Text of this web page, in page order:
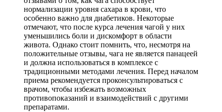
нормализации уровня сахара в крови, что
особенно важно для диабетиков. Некоторые
отмечают, что после курса лечения чагой у них
уменьшились боли и дискомфорт в области
живота. Однако стоит помнить, что, несмотря на
положительные отзывы, чага не является панацеей
и должна использоваться в комплексе с
традиционными методами лечения. Перед началом
приема рекомендуется проконсультироваться с
врачом, чтобы избежать возможных
противопоказаний и взаимодействий с другими
препаратами.